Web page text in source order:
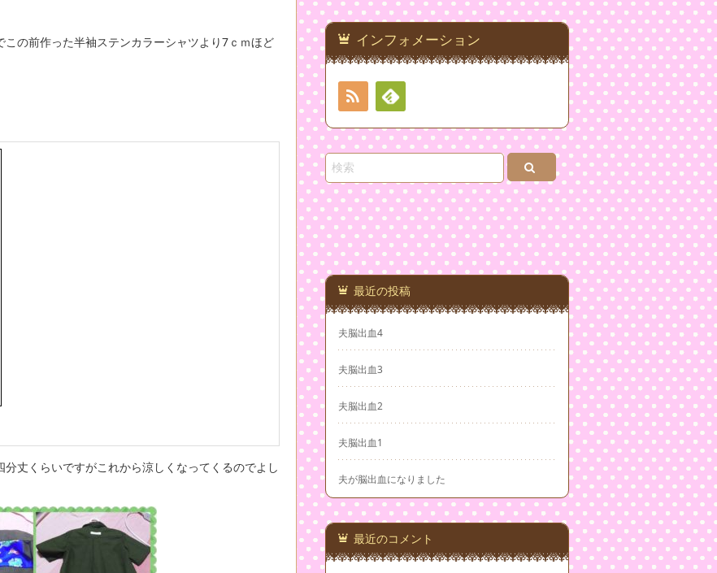
の前作った半袖ステンカラーシャツより7ｃｍほど
丈くらいですがこれから涼しくなってくるのでよし
インフォメーション
Feedly
最近の投稿
夫脳出血4
夫脳出血3
夫脳出血2
夫脳出血1
夫が脳出血になりました
最近のコメント